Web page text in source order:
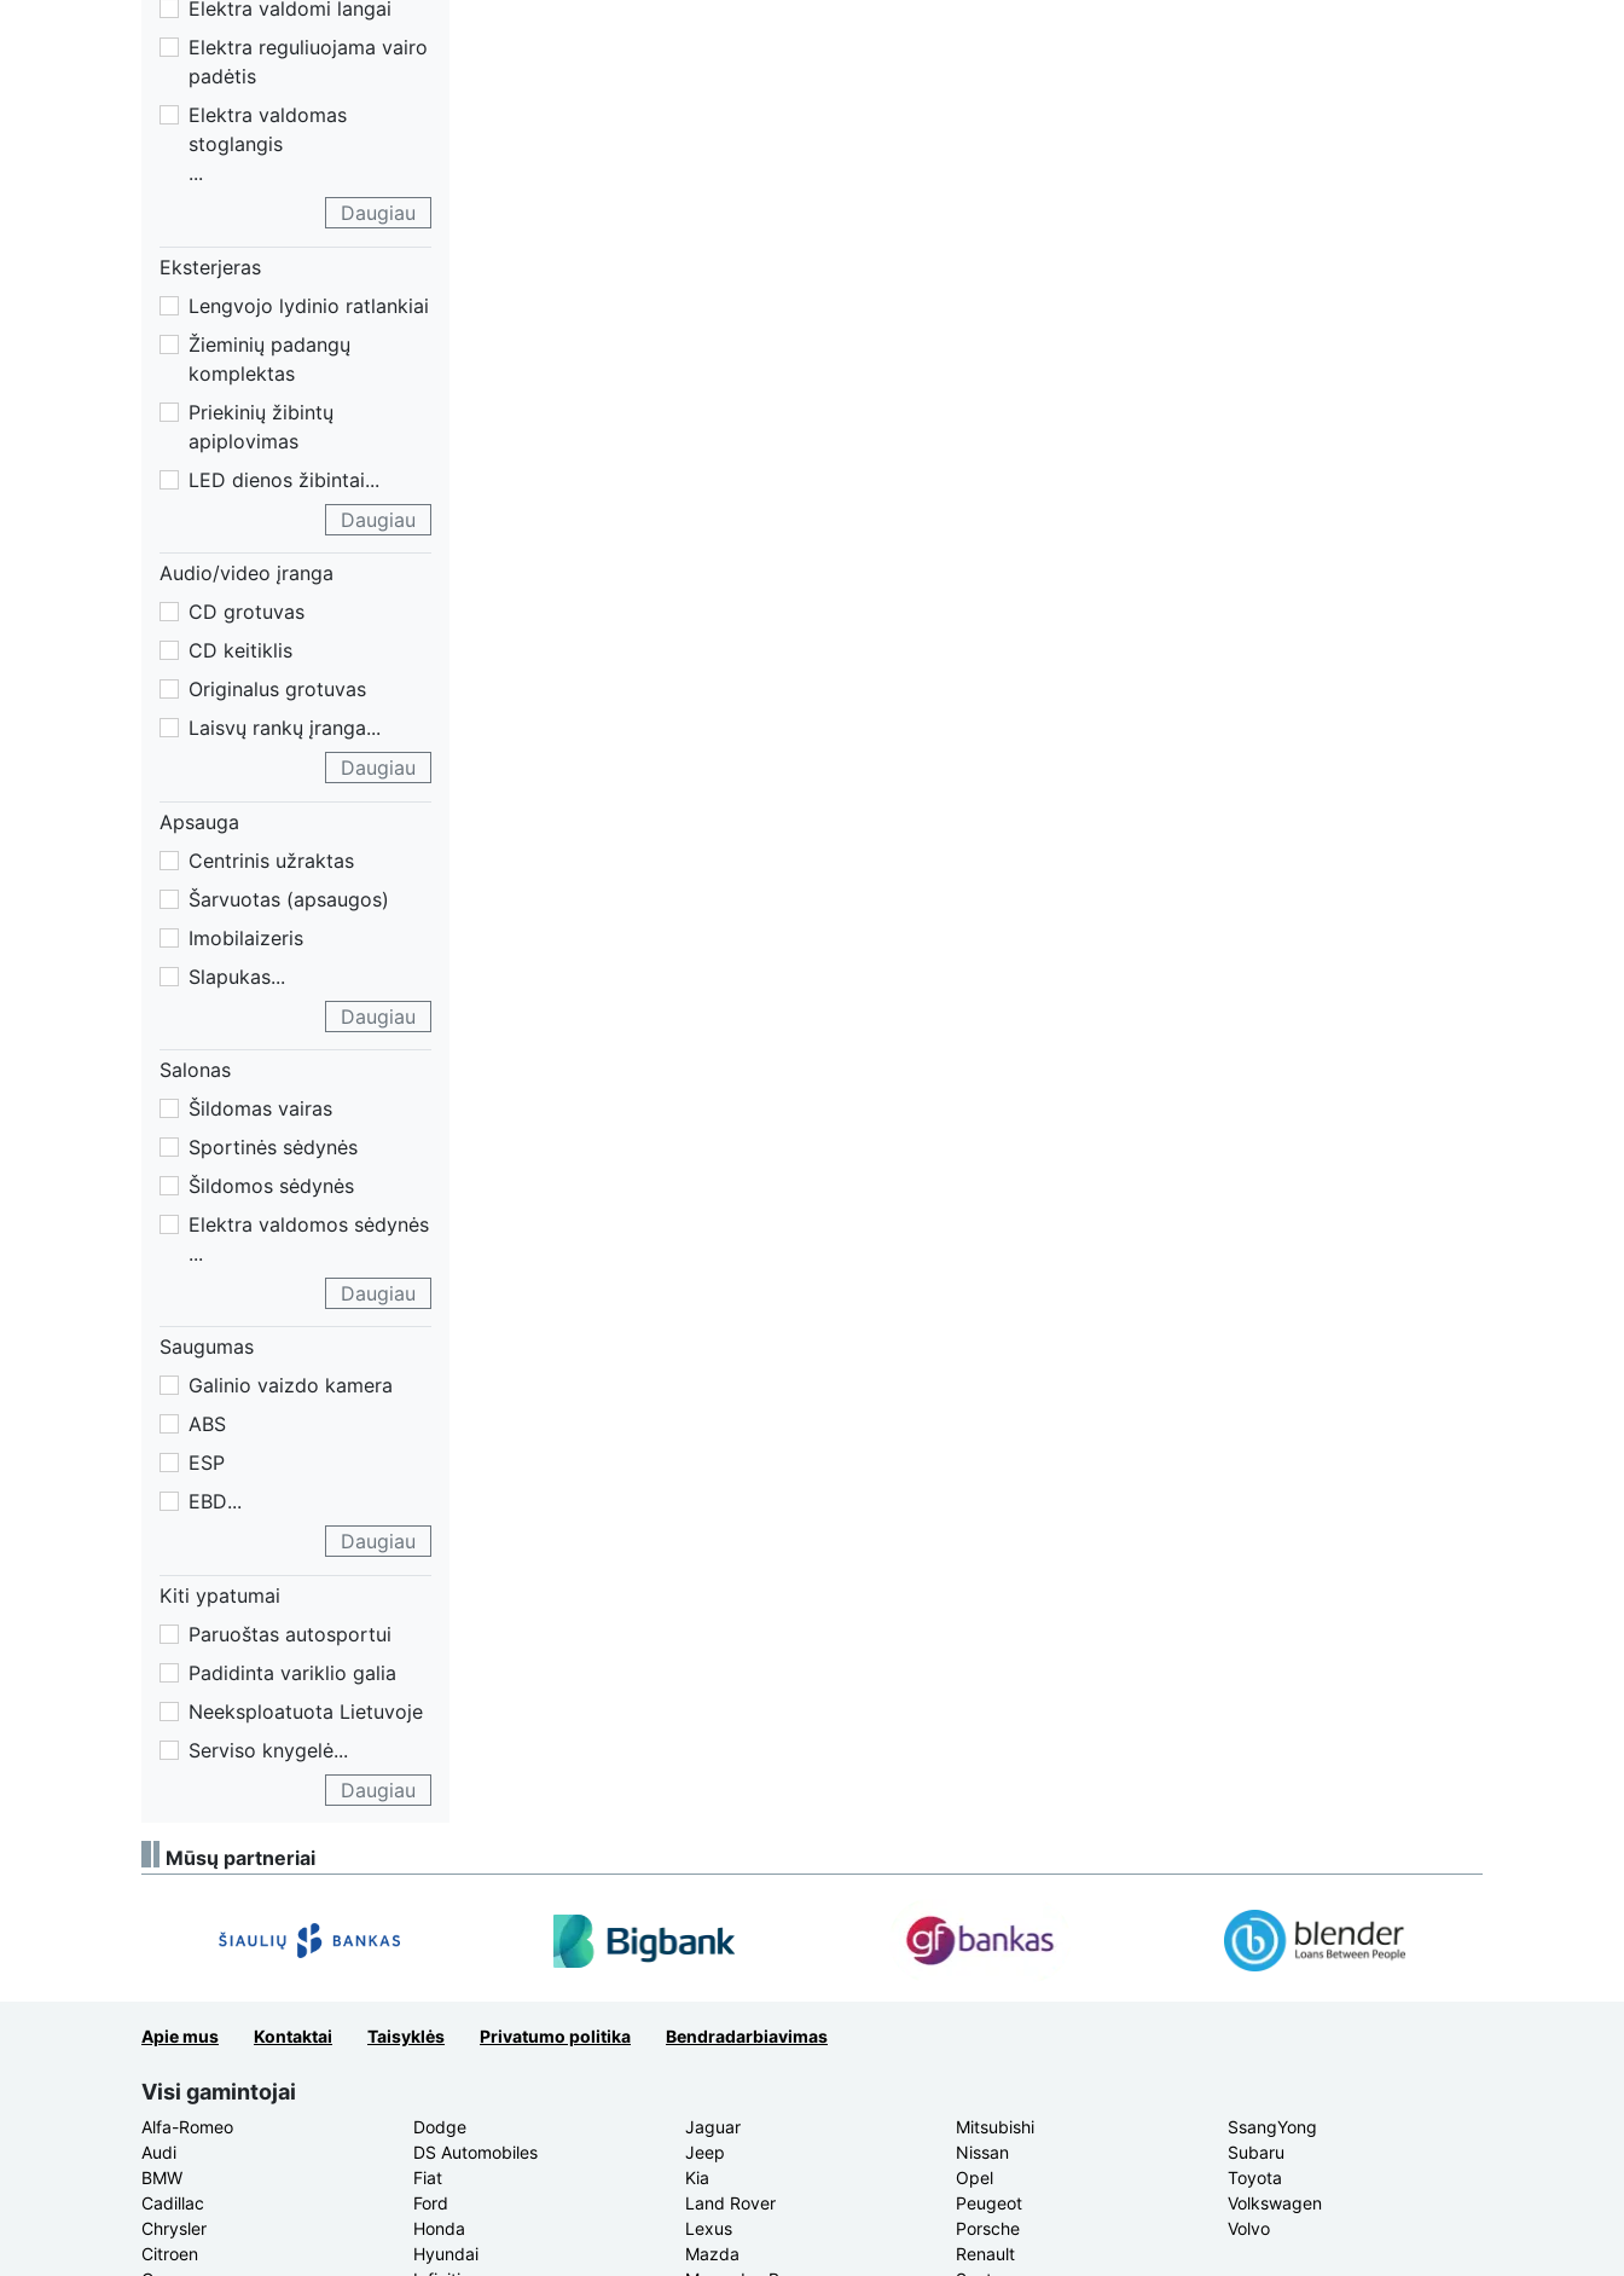
Elektra valdomi langai
Elektra reguliuojama vairo
padėtis
Elektra valdomas
stoglangis
...
Daugiau
Eksterjeras
Lengvojo lydinio ratlankiai
Žieminių padangų
komplektas
Priekinių žibintų
apiplovimas
LED dienos žibintai...
Daugiau
Audio/video įranga
CD grotuvas
CD keitiklis
Originalus grotuvas
Laisvų rankų įranga...
Daugiau
Apsauga
Centrinis užraktas
Šarvuotas (apsaugos)
Imobilaizeris
Slapukas...
Daugiau
Salonas
Šildomas vairas
Sportinės sėdynės
Šildomos sėdynės
Elektra valdomos sėdynės
...
Daugiau
Saugumas
Galinio vaizdo kamera
ABS
ESP
EBD...
Daugiau
Kiti ypatumai
Paruoštas autosportui
Padidinta variklio galia
Neeksploatuota Lietuvoje
Serviso knygelė...
Daugiau
Mūsų partneriai
Apie mus Kontaktai Taisyklės Privatumo politika Bendradarbiavimas
Visi gamintojai
Alfa-Romeo
Audi
BMW
Cadillac
Chrysler
Citroen
Dodge
DS Automobiles
Fiat
Ford
Honda
Hyundai
Jaguar
Jeep
Kia
Land Rover
Lexus
Mazda
Mitsubishi
Nissan
Opel
Peugeot
Porsche
Renault
SsangYong
Subaru
Toyota
Volkswagen
Volvo